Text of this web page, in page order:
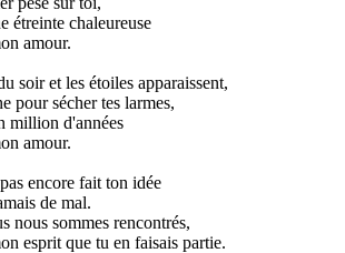
étreinte chaleureuse
amour.
soir et les étoiles apparaissent,
pour sécher tes larmes,
million d'années
amour.
encore fait ton idée
de mal.
nous sommes rencontrés,
esprit que tu en faisais partie.